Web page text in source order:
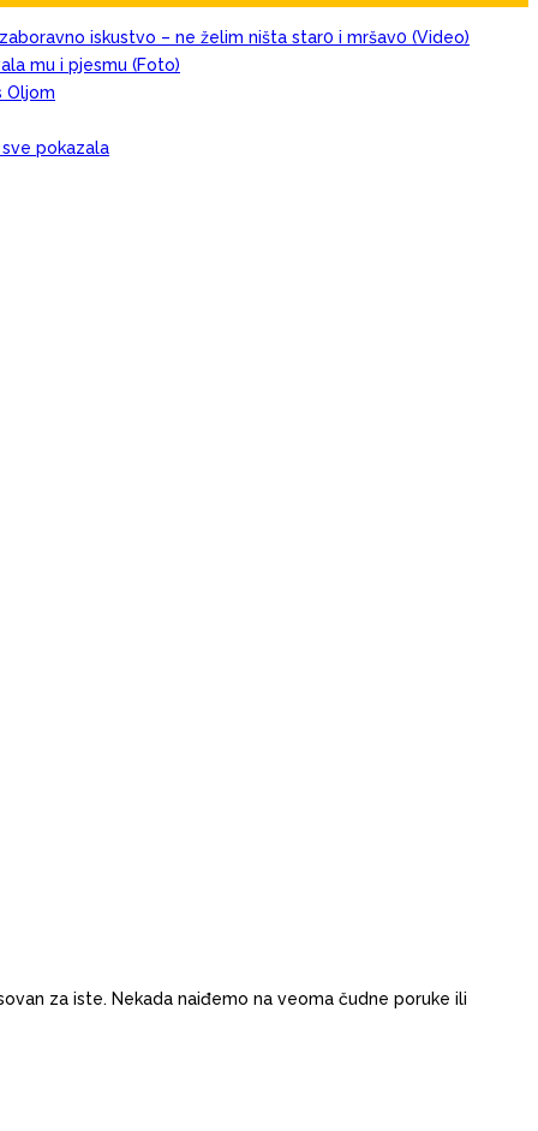
iskustvo – ne želim ništa star0 i mršav0 (Video)
mu i pjesmu (Foto)
Oljom
pokazala
za iste. Nekada naiđemo na veoma čudne poruke ili